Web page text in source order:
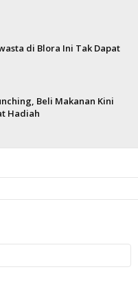
di Blora Ini Tak Dapat
Beli Makanan Kini
Hadiah